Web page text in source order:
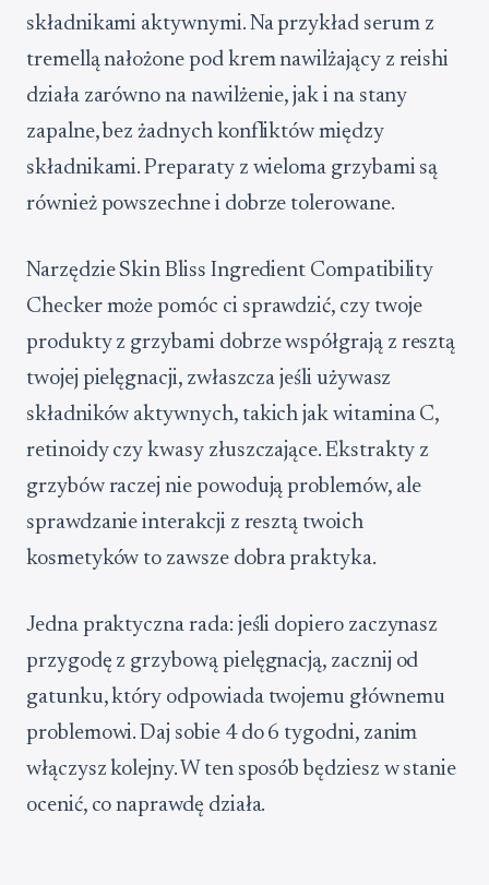
składnikami aktywnymi. Na przykład serum z
tremellą nałożone pod krem nawilżający z reishi
działa zarówno na nawilżenie, jak i na stany
zapalne, bez żadnych konfliktów między
składnikami. Preparaty z wieloma grzybami są
również powszechne i dobrze tolerowane.
Narzędzie Skin Bliss Ingredient Compatibility
Checker może pomóc ci sprawdzić, czy twoje
produkty z grzybami dobrze współgrają z resztą
twojej pielęgnacji, zwłaszcza jeśli używasz
składników aktywnych, takich jak witamina C,
retinoidy czy kwasy złuszczające. Ekstrakty z
grzybów raczej nie powodują problemów, ale
sprawdzanie interakcji z resztą twoich
kosmetyków to zawsze dobra praktyka.
Jedna praktyczna rada: jeśli dopiero zaczynasz
przygodę z grzybową pielęgnacją, zacznij od
gatunku, który odpowiada twojemu głównemu
problemowi. Daj sobie 4 do 6 tygodni, zanim
włączysz kolejny. W ten sposób będziesz w stanie
ocenić, co naprawdę działa.